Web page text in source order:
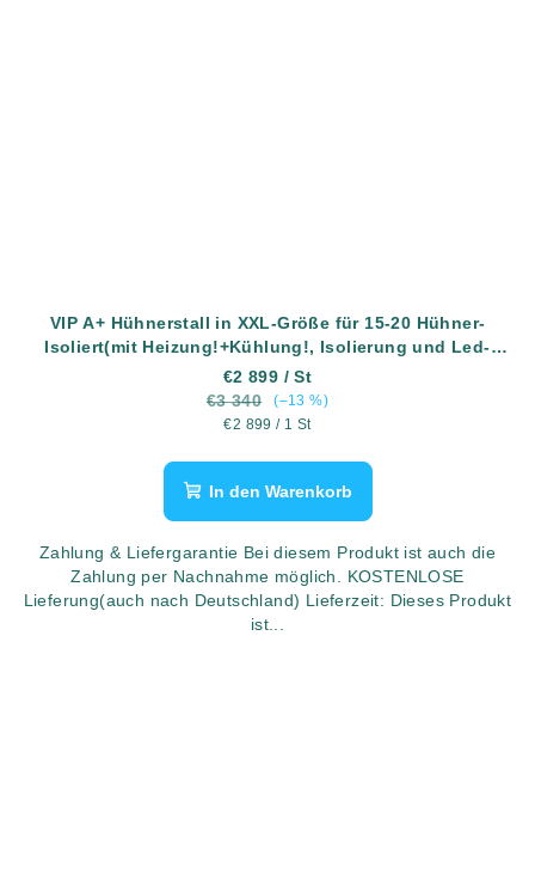
VIP A+ Hühnerstall in XXL-Größe für 15-20 Hühner-
Isoliert(mit Heizung!+Kühlung!, Isolierung und Led-
Beleuchtung) - Komplett montiert - Kostenlose Lieferung
€2 899 / St
€3 340
(–13 %)
Verkaufspreis:
€2 899 / 1 St
In den Warenkorb
Zahlung & Liefergarantie Bei diesem Produkt ist auch die
Zahlung per Nachnahme möglich. KOSTENLOSE
Lieferung(auch nach Deutschland) Lieferzeit: Dieses Produkt
ist...